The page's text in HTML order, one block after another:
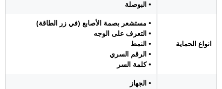
• البوصلة
انواع الحماية
• مستشعر بصمة الأصابع (في زر الطاقة)
• التعرف على الوجه
• النمط
• الرقم السري
• كلمة السر
• الجهاز